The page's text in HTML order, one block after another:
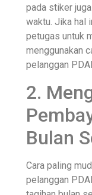
pada stiker
waktu. Jika hal
petugas untuk
menggunakan
pelanggan
2.
Bulan
Cara paling
pelanggan